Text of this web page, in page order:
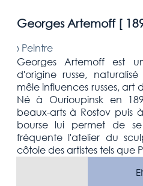
Georges Artemoff [
› Peintre
Georges Artemoff est
d'origine russe,
mêle influences russes, art
Né à Ourioupinsk en
beaux-arts à Rostov puis
bourse lui permet de
fréquente l'atelier du
côtoie des artistes tels que